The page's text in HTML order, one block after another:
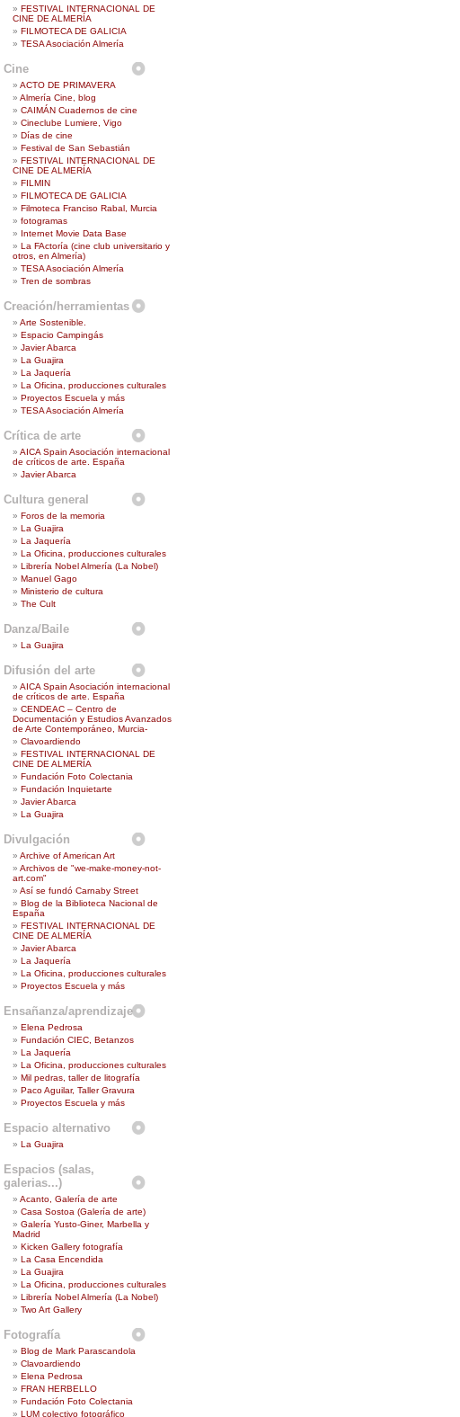
FESTIVAL INTERNACIONAL DE
CINE DE ALMERÍA
FILMOTECA DE GALICIA
TESA Asociación Almería
Cine
ACTO DE PRIMAVERA
Almería Cine, blog
CAIMÁN Cuadernos de cine
Cineclube Lumiere, Vigo
Días de cine
Festival de San Sebastián
FESTIVAL INTERNACIONAL DE
CINE DE ALMERÍA
FILMIN
FILMOTECA DE GALICIA
Filmoteca Franciso Rabal, Murcia
fotogramas
Internet Movie Data Base
La FActoría (cine club universitario y
otros, en Almería)
TESA Asociación Almería
Tren de sombras
Creación/herramientas
Arte Sostenible.
Espacio Campingás
Javier Abarca
La Guajira
La Jaquería
La Oficina, producciones culturales
Proyectos Escuela y más
TESA Asociación Almería
Crítica de arte
AICA Spain Asociación internacional
de críticos de arte. España
Javier Abarca
Cultura general
Foros de la memoria
La Guajira
La Jaquería
La Oficina, producciones culturales
Librería Nobel Almería (La Nobel)
Manuel Gago
Ministerio de cultura
The Cult
Danza/Baile
La Guajira
Difusión del arte
AICA Spain Asociación internacional
de críticos de arte. España
CENDEAC – Centro de
Documentación y Estudios Avanzados
de Arte Contemporáneo, Murcia-
Clavoardiendo
FESTIVAL INTERNACIONAL DE
CINE DE ALMERÍA
Fundación Foto Colectania
Fundación Inquietarte
Javier Abarca
La Guajira
Divulgación
Archive of American Art
Archivos de "we-make-money-not-
art.com"
Así se fundó Carnaby Street
Blog de la Biblioteca Nacional de
España
FESTIVAL INTERNACIONAL DE
CINE DE ALMERÍA
Javier Abarca
La Jaquería
La Oficina, producciones culturales
Proyectos Escuela y más
Ensañanza/aprendizaje
Elena Pedrosa
Fundación CIEC, Betanzos
La Jaquería
La Oficina, producciones culturales
Mil pedras, taller de litografía
Paco Aguilar, Taller Gravura
Proyectos Escuela y más
Espacio alternativo
La Guajira
Espacios (salas,
galerias...)
Acanto, Galería de arte
Casa Sostoa (Galería de arte)
Galería Yusto-Giner, Marbella y
Madrid
Kicken Gallery fotografía
La Casa Encendida
La Guajira
La Oficina, producciones culturales
Librería Nobel Almería (La Nobel)
Two Art Gallery
Fotografía
Blog de Mark Parascandola
Clavoardiendo
Elena Pedrosa
FRAN HERBELLO
Fundación Foto Colectania
LUM colectivo fotográfico